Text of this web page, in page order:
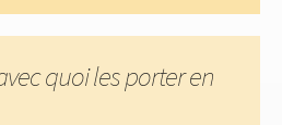
quoi les porter en